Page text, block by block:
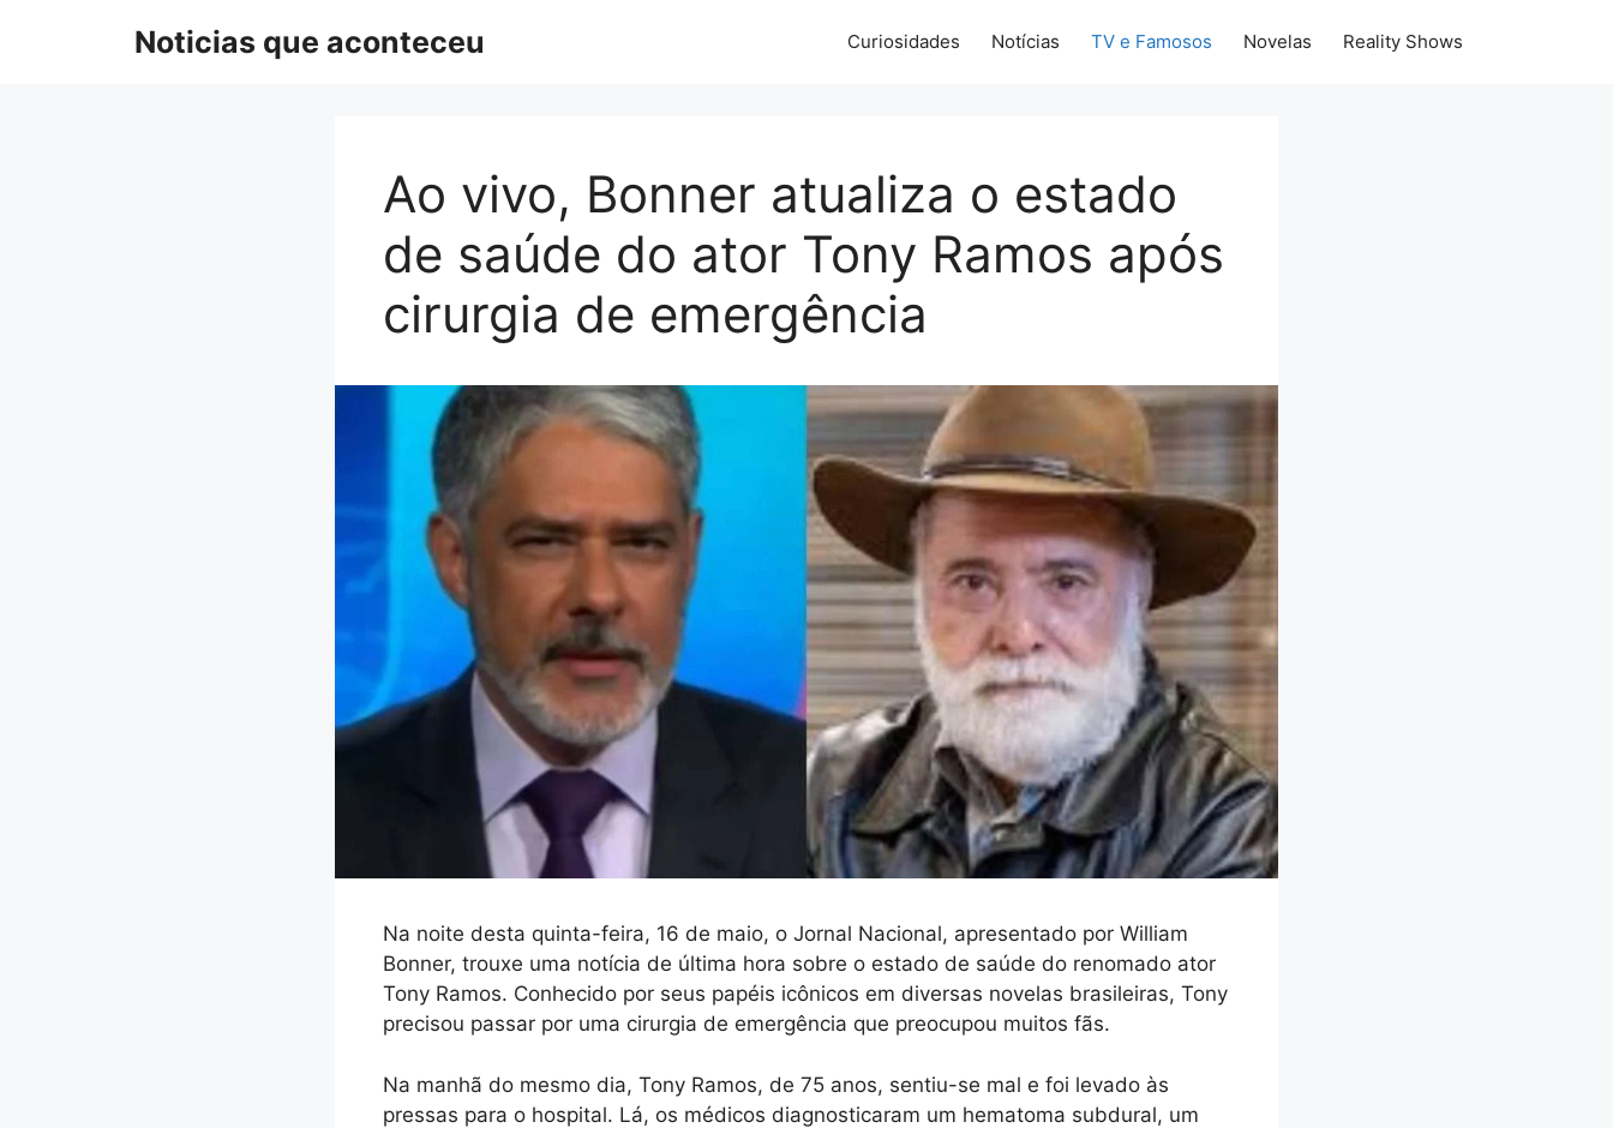
Noticias que aconteceu Curiosidades Notícias TV e Famosos Novelas Reality Shows
Ao vivo, Bonner atualiza o estado
de saúde do ator Tony Ramos após
cirurgia de emergência
Na noite desta quinta-feira, 16 de maio, o Jornal Nacional, apresentado por William
Bonner, trouxe uma notícia de última hora sobre o estado de saúde do renomado ator
Tony Ramos. Conhecido por seus papéis icônicos em diversas novelas brasileiras, Tony
precisou passar por uma cirurgia de emergência que preocupou muitos fãs.
Na manhã do mesmo dia, Tony Ramos, de 75 anos, sentiu-se mal e foi levado às
pressas para o hospital. Lá, os médicos diagnosticaram um hematoma subdural, um